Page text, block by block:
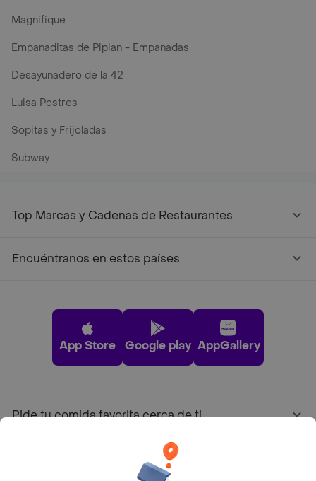
Magnifique
Empanaditas de Pipian - Empanadas
Desayunadero de la 42
Luisa Postres
Sopitas y Frijoladas
Subway
Top Marcas y Cadenas de Restaurantes
Encuéntranos en estos países
App Store Google play AppGallery
Pide tu comida favorita cerca de ti